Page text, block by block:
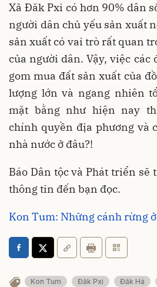
Xã Đăk Pxi có hơn 90% dân
người dân chủ yếu sản xuất
sản xuất có vai trò rất quan
của người dân. Vậy, việc các
gom mua đất sản xuất của
lượng lớn và ngang nhiên
mặt bằng như hiện nay
chính quyền địa phương và
nhà nước ở đâu?!
Báo Dân tộc và Phát triển sẽ
thông tin đến bạn đọc.
Kon Tum: Những cánh rừng
Kon Tum Đăk Pxi Đăk Hà